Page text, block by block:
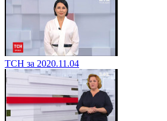
ТСН за 2020.11.04